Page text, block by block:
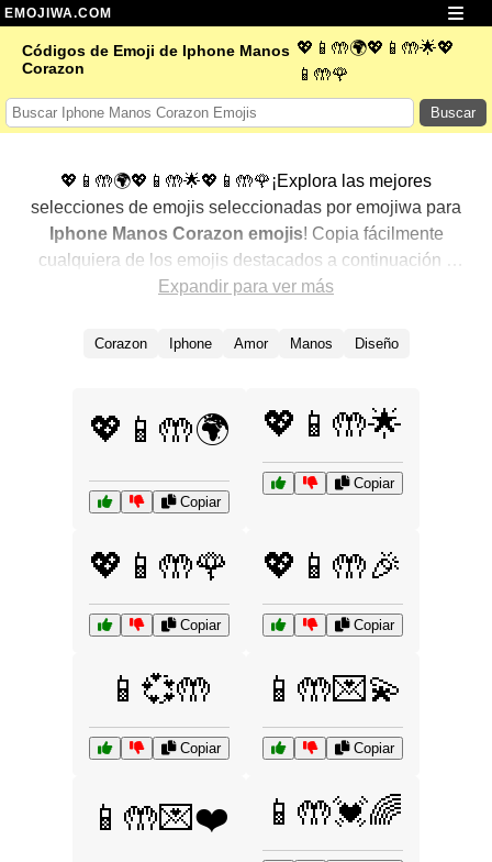
EMOJIWA.COM
Códigos de Emoji de Iphone Manos
Corazon
💖📱🤲🌍💖📱🤲🌟💖
📱🤲🌹
Buscar
💖📱🤲🌍💖📱🤲🌟💖📱🤲🌹¡Explora las mejores
selecciones de emojis seleccionadas por emojiwa para
Iphone Manos Corazon emojis! Copia fácilmente
cualquiera de los emojis destacados a continuación y
agrégalos a tus conversaciones para un toque
emojis relacionados, mostrando primero los más
Corazon con emojis
Expandir para ver más
Corazon Iphone Amor Manos Diseño
💖📱🤲🌍
Copiar
💖📱🤲🌟
Copiar
💖📱🤲🌹
Copiar
💖📱🤲🎉
Copiar
📱💞🤲
Copiar
📱🤲💌💫
Copiar
📱🤲💌❤️ 📱🤲💓🌈